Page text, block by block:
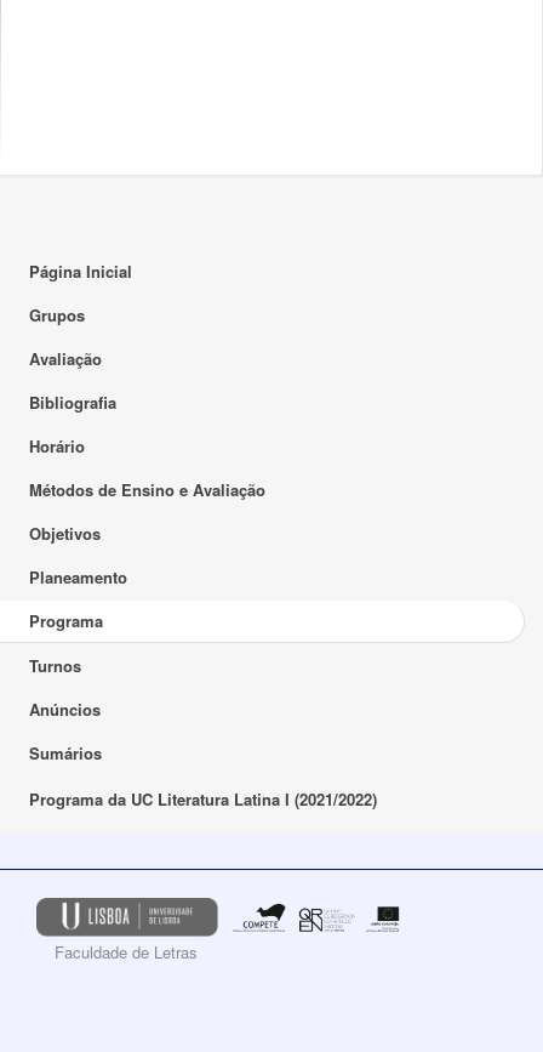
Página Inicial
Grupos
Avaliação
Bibliografia
Horário
Métodos de Ensino e Avaliação
Objetivos
Planeamento
Programa
Turnos
Anúncios
Sumários
Programa da UC Literatura Latina I (2021/2022)
Faculdade de Letras